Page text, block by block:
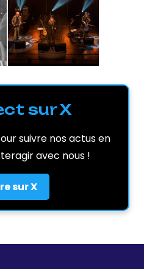
sur X
suivre nos actus en
avec nous !
sur X